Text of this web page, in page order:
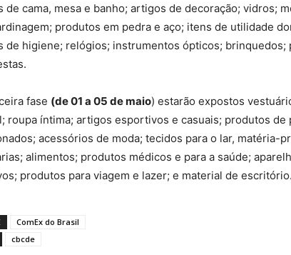
de cama, mesa e banho; artigos de decoração; vidros;
produtos em pedra e aço; itens de utilidade
de higiene; relógios; instrumentos ópticos;
fase (de 01 a 05 de maio) estarão expostos
roupa íntima; artigos esportivos e casuais; produtos
acessórios de moda; tecidos para o lar, matéria-
alimentos; produtos médicos e para a saúde;
produtos para viagem e lazer; e material de escritório.
ComEx do Brasil
cbcde